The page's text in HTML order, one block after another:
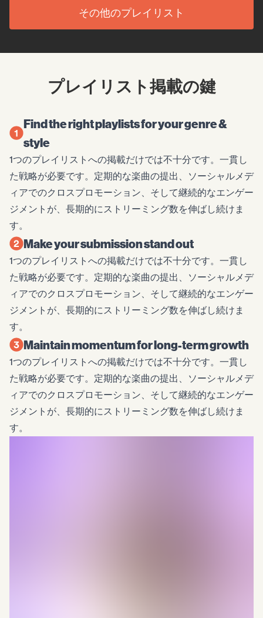
その他のプレイリスト
プレイリスト掲載の鍵
Find the right playlists for your genre &
style
1つのプレイリストへの掲載だけでは不十分です。一貫し
た戦略が必要です。定期的な楽曲の提出、ソーシャルメデ
ィアでのクロスプロモーション、そして継続的なエンゲー
ジメントが、長期的にストリーミング数を伸ばし続けま
す。
Make your submission stand out
1つのプレイリストへの掲載だけでは不十分です。一貫し
た戦略が必要です。定期的な楽曲の提出、ソーシャルメデ
ィアでのクロスプロモーション、そして継続的なエンゲー
ジメントが、長期的にストリーミング数を伸ばし続けま
す。
Maintain momentum for long-term growth
1つのプレイリストへの掲載だけでは不十分です。一貫し
た戦略が必要です。定期的な楽曲の提出、ソーシャルメデ
ィアでのクロスプロモーション、そして継続的なエンゲー
ジメントが、長期的にストリーミング数を伸ばし続けま
す。